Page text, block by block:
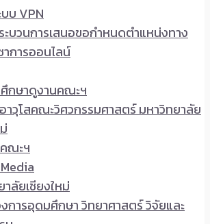
บบ VPN
ะบวนการเสนอขอกำหนดตำแหน่งทาง
าการออนไลน์
ศึกษาดูงานคณะฯ
าวุโสคณะวิศวกรรมศาสตร์ มหาวิทยาลัย
ณะฯ
ลัยเชียงใหม่
การอุดมศึกษา วิทยาศาสตร์ วิจัยและ